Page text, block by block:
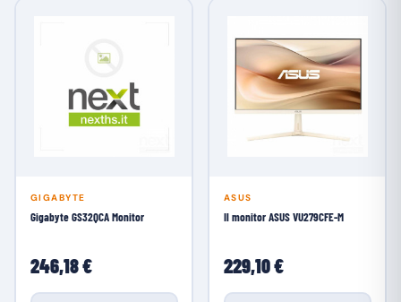
GIGABYTE
Gigabyte GS32QCA Monitor
246,18 €
ASUS
Il monitor ASUS VU279CFE-M
229,10 €